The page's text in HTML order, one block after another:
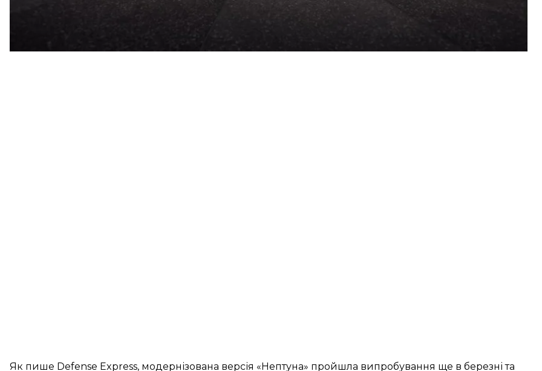
Як пише Defense Express, модернізована версія «Нептуна» пройшла випробування ще в березні та